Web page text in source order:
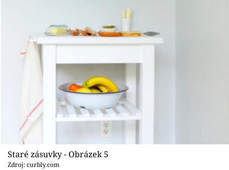
Staré zásuvky - Obrázek 5
Zdroj: curbly.com